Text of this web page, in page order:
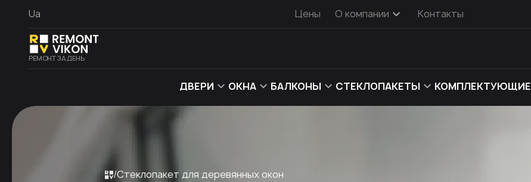
Ua Цены О компании Контакты
РЕМОНТ ЗА ДЕНЬ
ДВЕРИ ОКНА БАЛКОНЫ СТЕКЛОПАКЕТЫ КОМПЛЕКТУЮЩИЕ
Стеклопакет для деревянных окон